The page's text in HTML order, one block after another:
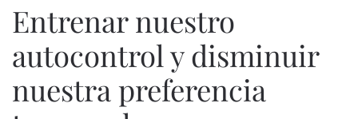
Entrenar nuestro
autocontrol y disminuir
nuestra preferencia